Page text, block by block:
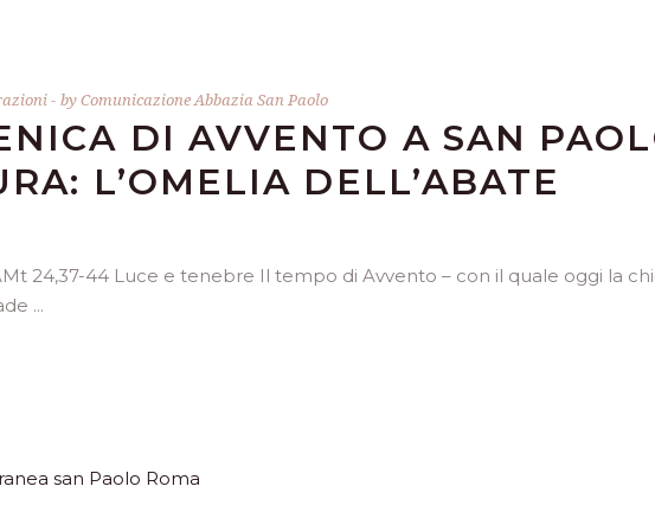
byComunicazione Abbazia San Paolo
DI AVVENTO A SAN
L’OMELIA DELL’ABATE
24,37-44 Luce e tenebre Il tempo di Avvento – con il quale oggi la